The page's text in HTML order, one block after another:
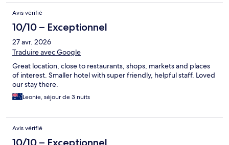
Avis vérifié
10/10 – Exceptionnel
27 avr. 2026
Traduire avec Google
Great location, close to restaurants, shops, markets and places
of interest. Smaller hotel with super friendly, helpful staff. Loved
our stay there.
Leonie, séjour de 3 nuits
Avis vérifié